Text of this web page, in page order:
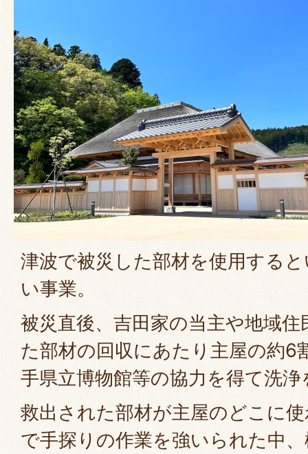
津波で被災した部材を使用する
い事業。
被災直後、吉田家の当主や地域
た部材の回収にあたり主屋の約6
手県立博物館等の協力を得て洗
救出された部材が主屋のどこに
で手探りの作業を強いられた中